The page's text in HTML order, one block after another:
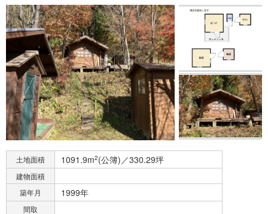
土地面積 1091.9m2(公簿)／330.29坪
建物面積
築年月
1999年
間取